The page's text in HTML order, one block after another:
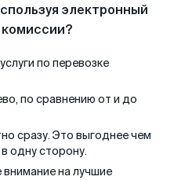
электронный
по перевозке
по сравнению от и до
сразу. Это выгоднее чем
одну сторону.
на лучшие